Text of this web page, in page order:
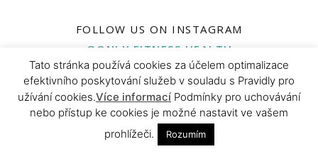
FOLLOW US ON INSTAGRAM
@ONLY.FITNESS.HEALTH
ABOUT US
Tato stránka používá cookies za účelem optimalizace
efektivního poskytování služeb v souladu s Pravidly pro
užívání cookies.Více informací Podmínky pro uchovávání
nebo přístup ke cookies je možné nastavit ve vašem
prohlížeči.
Rozumím